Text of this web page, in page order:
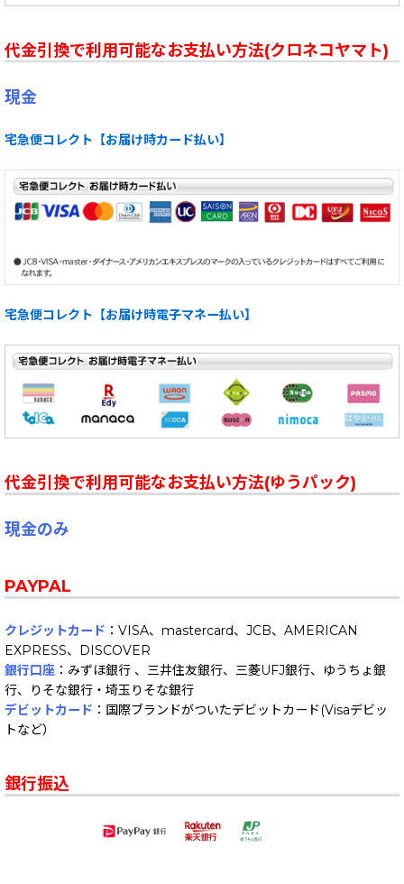
代金引換で利用可能なお支払い方法(クロネコヤマト)
現金
宅急便コレクト【お届け時カード払い】
宅急便コレクト【お届け時電子マネー払い】
代金引換で利用可能なお支払い方法(ゆうパック)
現金のみ
PAYPAL
クレジットカード ：VISA、mastercard、JCB、AMERICAN
EXPRESS、DISCOVER
銀行口座 ：みずほ銀行 、三井住友銀行、三菱UFJ銀行、ゆうちょ銀
行、りそな銀行・埼玉りそな銀行
デビットカード ：国際ブランドがついたデビットカード(Visaデビッ
トなど）
銀行振込